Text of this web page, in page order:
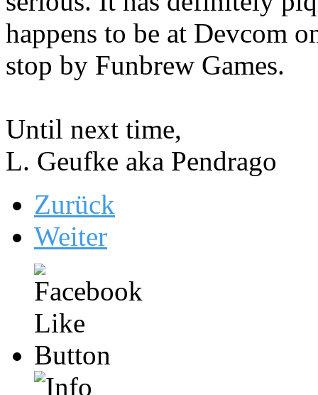
happens to be at Devcom
stop by Funbrew Games.
Until next time,
L. Geufke aka Pendrago
Zurück
Weiter